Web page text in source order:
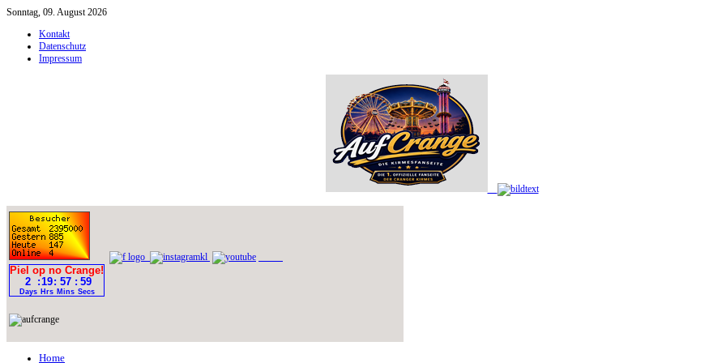
Sonntag, 09. August 2026
Kontakt
Datenschutz
Impressum
Home